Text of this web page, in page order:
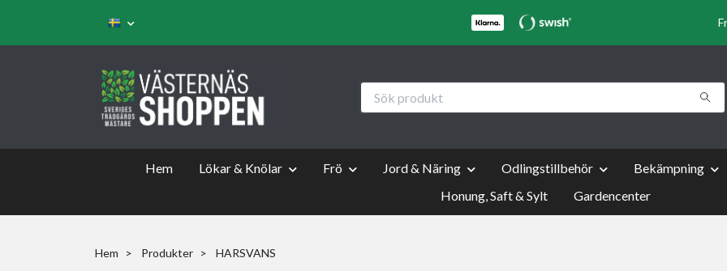
Hem Lökar & Knölar Frö Jord & Näring Odlingstillbehör Bekämpning
Honung, Saft & Sylt
Gardencenter
Hem Produkter HARSVANS